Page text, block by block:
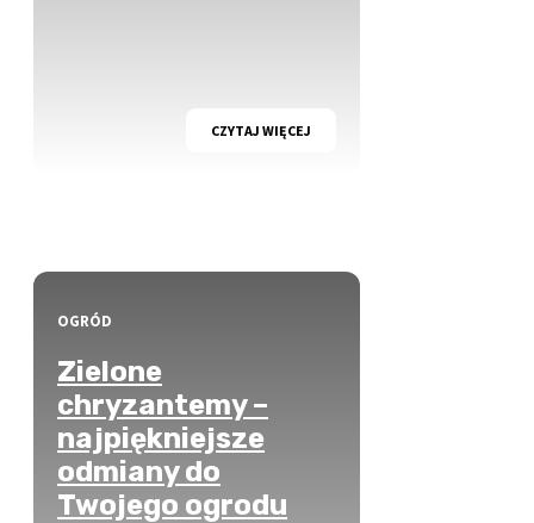
CZYTAJ WIĘCEJ
OGRÓD
Zielone
chryzantemy –
najpiękniejsze
odmiany do
Twojego ogrodu